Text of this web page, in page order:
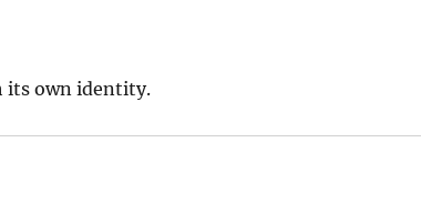
its own identity.